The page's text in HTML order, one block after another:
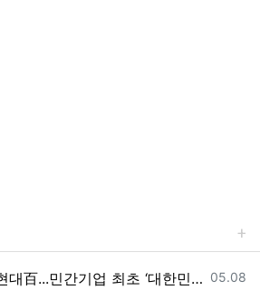
등록일
05.08
간기업 최초 ‘대한민국 관광공모전’ 후원